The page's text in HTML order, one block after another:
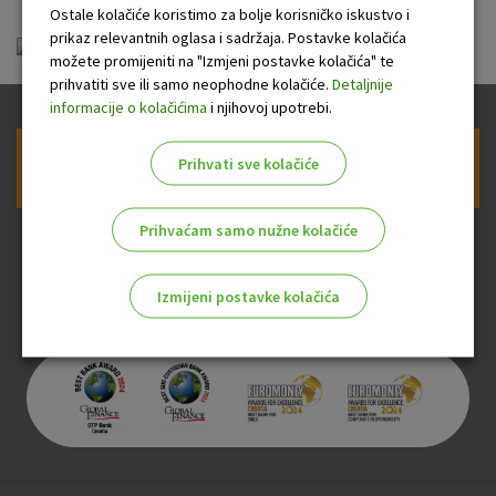
Izjava o postojećim obvezama.pdf
Prijava na newsletter OTP banke
Ostale kolačiće koristimo za bolje korisničko iskustvo i
prikaz relevantnih oglasa i sadržaja. Postavke kolačića
možete promijeniti na "Izmjeni postavke kolačića" te
prihvatiti sve ili samo neophodne kolačiće. Detaljnije
informacije o kolačićima i njihovoj upotrebi.
Prihvati sve kolačiće
Prihvaćam samo nužne kolačiće
Izmijeni postavke kolačića